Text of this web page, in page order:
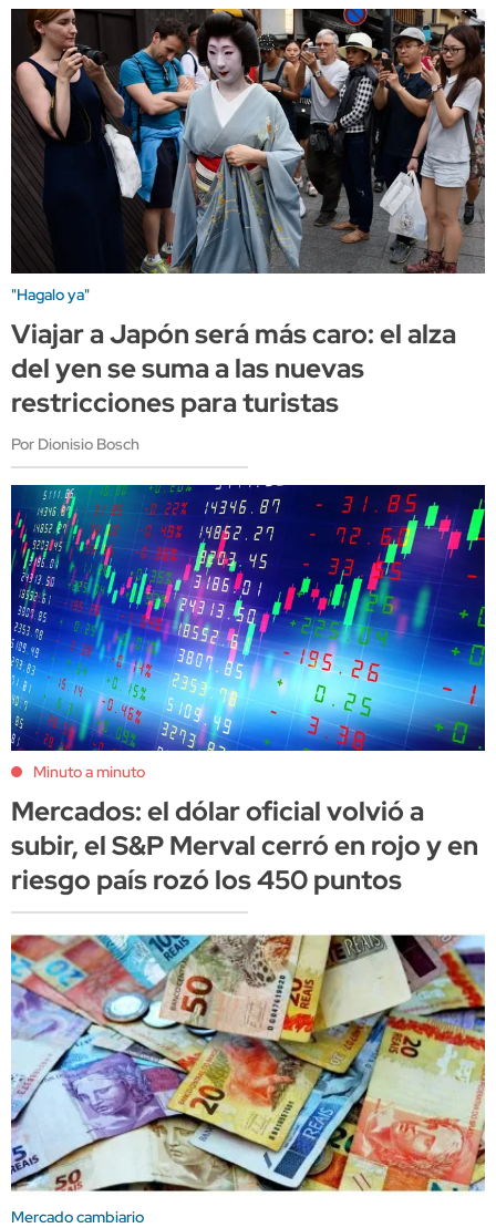
"Hagalo ya"
Viajar a Japón será más caro: el alza
del yen se suma a las nuevas
restricciones para turistas
Por Dionisio Bosch
Minuto a minuto
Mercados: el dólar oficial volvió a
subir, el S&P Merval cerró en rojo y en
riesgo país rozó los 450 puntos
Mercado cambiario